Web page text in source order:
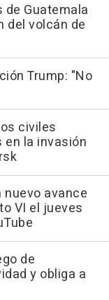
Guatemala
del volcán de
Trump: "No
civiles
en la invasión
avance
VI el jueves
de
y obliga a